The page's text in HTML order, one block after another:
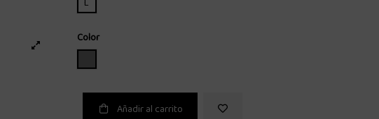
Color
Añadir al carrito